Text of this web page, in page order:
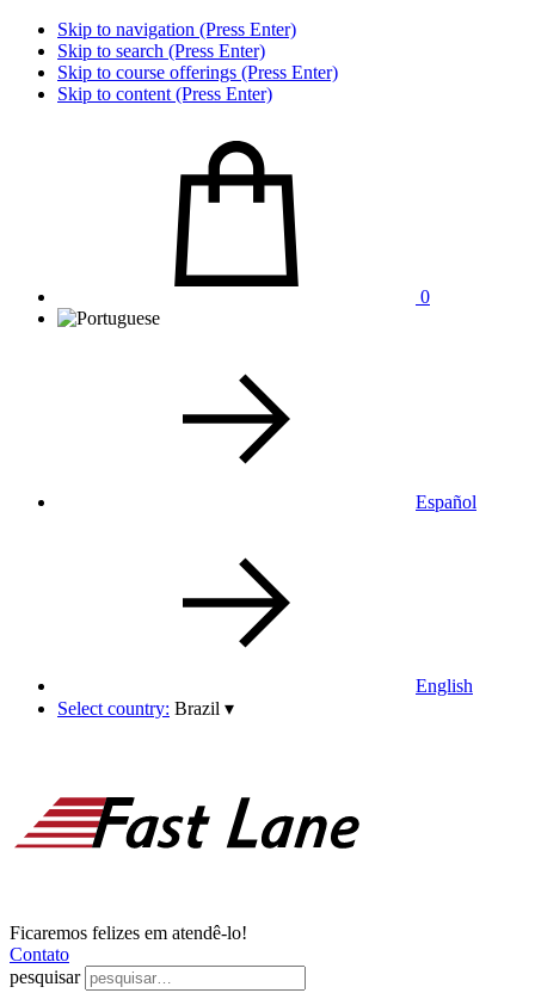
Skip to navigation (Press Enter)
Skip to search (Press Enter)
Skip to course offerings (Press Enter)
Skip to content (Press Enter)
0
Español
English
Select country: Brazil ▾
Ficaremos felizes em atendê-lo!
Contato
pesquisar